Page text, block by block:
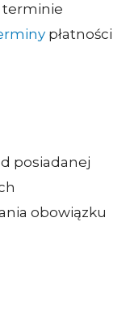
terminie
płatności
posiadanej
obowiązku